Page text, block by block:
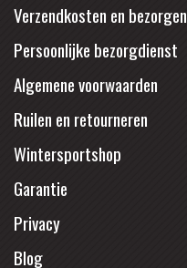
Verzendkosten en bezorgen
Persoonlijke bezorgdienst
Algemene voorwaarden
Ruilen en retourneren
Wintersportshop
Garantie
Privacy
Blog